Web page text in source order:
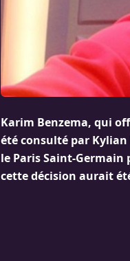
Karim Benzema, qui
été consulté par
le Paris Saint-
cette décision aurait